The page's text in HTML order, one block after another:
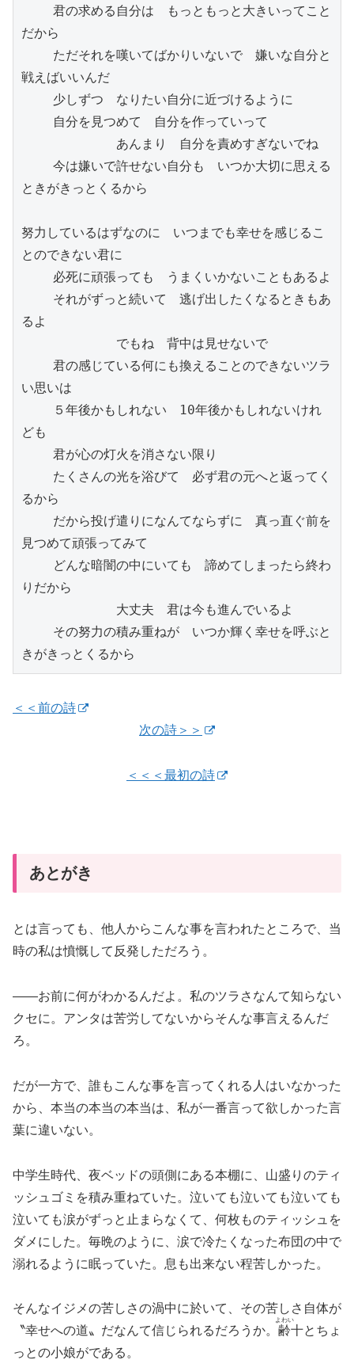
    君の求める自分は　もっともっと大きいってこと
だから
    ただそれを嘆いてばかりいないで　嫌いな自分と
戦えばいいんだ
    少しずつ　なりたい自分に近づけるように
    自分を見つめて　自分を作っていって
            あんまり　自分を責めすぎないでね
    今は嫌いで許せない自分も　いつか大切に思える
ときがきっとくるから
努力しているはずなのに　いつまでも幸せを感じるこ
とのできない君に
    必死に頑張っても　うまくいかないこともあるよ
    それがずっと続いて　逃げ出したくなるときもあ
るよ
            でもね　背中は見せないで
    君の感じている何にも換えることのできないツラ
い思いは
    ５年後かもしれない　10年後かもしれないけれ
ども
    君が心の灯火を消さない限り
    たくさんの光を浴びて　必ず君の元へと返ってく
るから
    だから投げ遣りになんてならずに　真っ直ぐ前を
見つめて頑張ってみて
    どんな暗闇の中にいても　諦めてしまったら終わ
りだから
            大丈夫　君は今も進んでいるよ
    その努力の積み重ねが　いつか輝く幸せを呼ぶと
きがきっとくるから
＜＜前の詩
次の詩＞＞
＜＜＜最初の詩
あとがき
とは言っても、他人からこんな事を言われたところで、当
時の私は憤慨して反発しただろう。
――お前に何がわかるんだよ。私のツラさなんて知らない
クセに。アンタは苦労してないからそんな事言えるんだ
ろ。
だが一方で、誰もこんな事を言ってくれる人はいなかった
から、本当の本当の本当は、私が一番言って欲しかった言
葉に違いない。
中学生時代、夜ベッドの頭側にある本棚に、山盛りのティ
ッシュゴミを積み重ねていた。泣いても泣いても泣いても
泣いても涙がずっと止まらなくて、何枚ものティッシュを
ダメにした。毎晩のように、涙で冷たくなった布団の中で
溺れるように眠っていた。息も出来ない程苦しかった。
そんなイジメの苦しさの渦中に於いて、その苦しさ自体が
〝幸せへの道〟だなんて信じられるだろうか。 齢
よわい
十とちょ
っとの小娘がである。